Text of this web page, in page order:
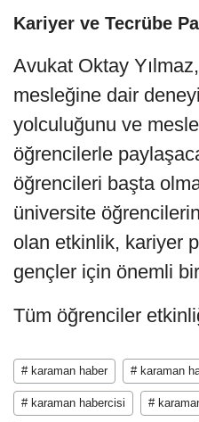
Kariyer ve Tecrübe
Avukat Oktay
mesleğine dair
yolculuğunu ve
öğrencilerle
öğrencileri başta
üniversite
olan etkinlik, kariyer
gençler için önemli
Tüm öğrenciler
# karaman haber # karaman
# karaman habercisi #